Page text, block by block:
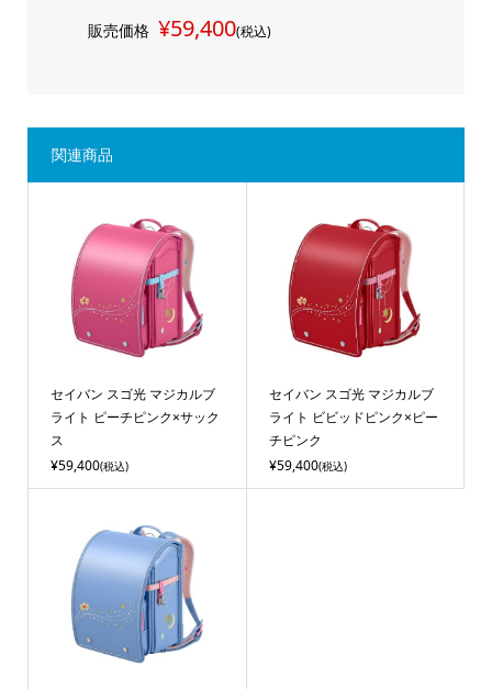
販売価格 ¥59,400(税込)
関連商品
セイバン スゴ光 マジカルブ
ライト ピーチピンク×サック
ス
¥59,400(税込)
セイバン スゴ光 マジカルブ
ライト ビビッドピンク×ピー
チピンク
¥59,400(税込)